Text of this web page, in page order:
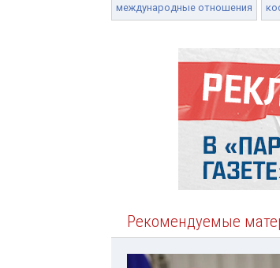
международные отношения
Рекомендуемые